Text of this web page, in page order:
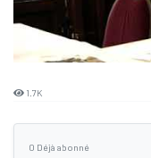
1.7K
0 Déjà abonné